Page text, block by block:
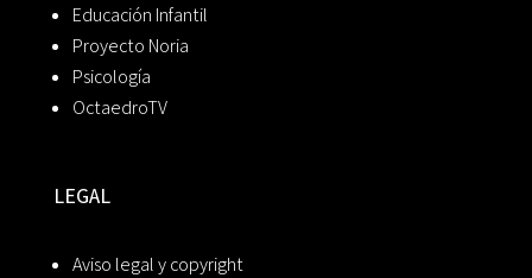
Educación Infantil
Proyecto Noria
Psicología
OctaedroTV
LEGAL
Aviso legal y copyright